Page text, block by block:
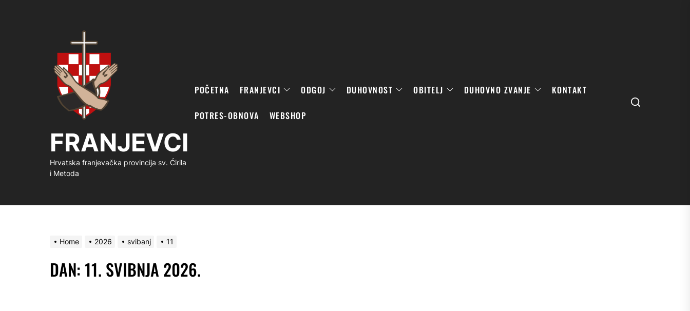
FRANJEVCI
Hrvatska franjevačka provincija sv. Ćirila
i Metoda
POČETNA FRANJEVCI ODGOJ DUHOVNOST OBITELJ DUHOVNO ZVANJE KONTAKT
POTRES-OBNOVA WEBSHOP
Search
Home 2026 svibanj 11
DAN:11. SVIBNJA 2026.